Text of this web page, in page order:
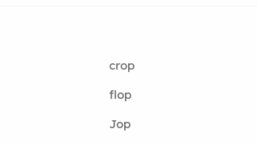
crop
flop
Jop